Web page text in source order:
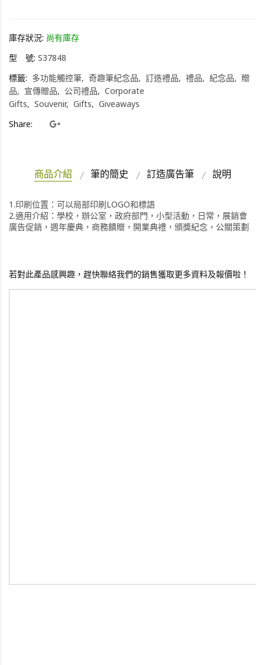
庫存狀況: 尚有庫存
型 號: S37848
標籤: 多功能觸控筆 奇趣筆紀念品 訂造禮品 禮品 紀念品
贈
品
宣傳贈品 公司禮品
Corporate
Gifts
Souvenir Gifts
Giveaways
Share:
商品介紹 筆的簡史 訂造廣告筆 說明
1.印刷位置：可以局部印刷LOGO和標語
2.適用介紹：學校，辦公室，政府部門，小型活動，日常，展銷會
廣告促銷，週年慶典，商務饋贈，開業典禮，頒獎紀念，公關策劃
若對此產品感興趣，趕快聯絡我們的銷售獲取更多資料及報價啦！